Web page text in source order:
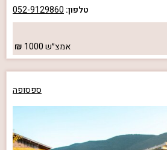
טלפון: 052-9129860
אמצ״ש1000
ספסופה